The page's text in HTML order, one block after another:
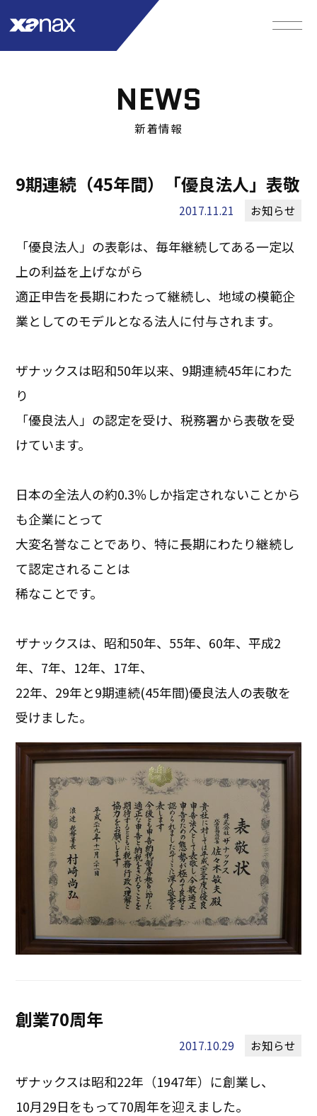
NEWS
新着情報
9期連続（45年間）「優良法人」表敬
2017.11.21 お知らせ
「優良法人」の表彰は、毎年継続してある一定以
上の利益を上げながら
適正申告を長期にわたって継続し、地域の模範企
業としてのモデルとなる法人に付与されます。
ザナックスは昭和50年以来、9期連続45年にわた
り
「優良法人」の認定を受け、税務署から表敬を受
けています。
日本の全法人の約0.3％しか指定されないことから
も企業にとって
大変名誉なことであり、特に長期にわたり継続し
て認定されることは
稀なことです。
ザナックスは、昭和50年、55年、60年、平成2
年、7年、12年、17年、
22年、29年と9期連続(45年間)優良法人の表敬を
受けました。
創業70周年
2017.10.29 お知らせ
ザナックスは昭和22年（1947年）に創業し、
10月29日をもって70周年を迎えました。